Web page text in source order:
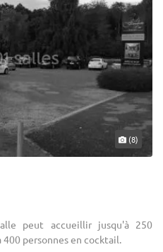
(8)
peut accueillir jusqu'à 250
personnes en cocktail.